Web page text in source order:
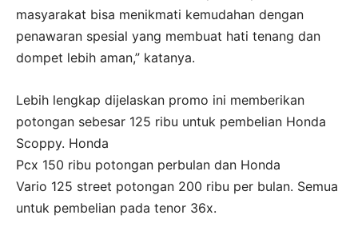
masyarakat bisa menikmati kemudahan dengan
penawaran spesial yang membuat hati tenang dan
dompet lebih aman,” katanya.
Lebih lengkap dijelaskan promo ini memberikan
potongan sebesar 125 ribu untuk pembelian Honda
Scoppy. Honda
Pcx 150 ribu potongan perbulan dan Honda
Vario 125 street potongan 200 ribu per bulan. Semua
untuk pembelian pada tenor 36x.